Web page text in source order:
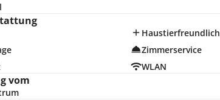
Haustierfreundlich
Zimmerservice
WLAN
vom